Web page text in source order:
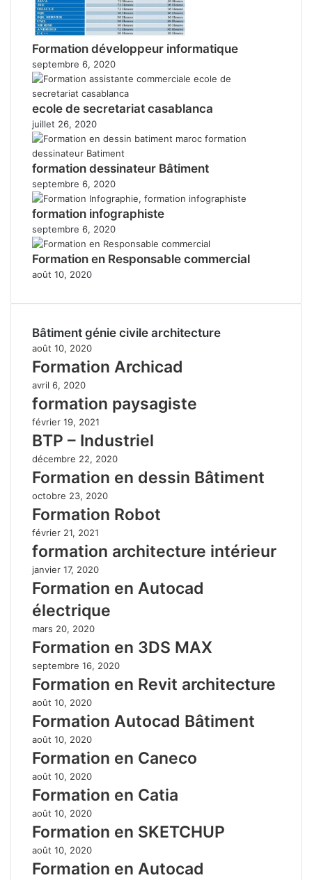
Formation développeur informatique
septembre 6, 2020
ecole de secretariat casablanca
juillet 26, 2020
formation dessinateur Bâtiment
septembre 6, 2020
formation infographiste
septembre 6, 2020
Formation en Responsable commercial
août 10, 2020
Bâtiment génie civile architecture
août 10, 2020
Formation Archicad
avril 6, 2020
formation paysagiste
février 19, 2021
BTP – Industriel
décembre 22, 2020
Formation en dessin Bâtiment
octobre 23, 2020
Formation Robot
février 21, 2021
formation architecture intérieur
janvier 17, 2020
Formation en Autocad
électrique
mars 20, 2020
Formation en 3DS MAX
septembre 16, 2020
Formation en Revit architecture
août 10, 2020
Formation Autocad Bâtiment
août 10, 2020
Formation en Caneco
août 10, 2020
Formation en Catia
août 10, 2020
Formation en SKETCHUP
août 10, 2020
Formation en Autocad